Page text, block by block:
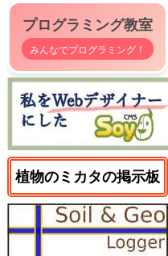
プログラミング教室
みんなでプログラミング！
植物のミカタの掲示板